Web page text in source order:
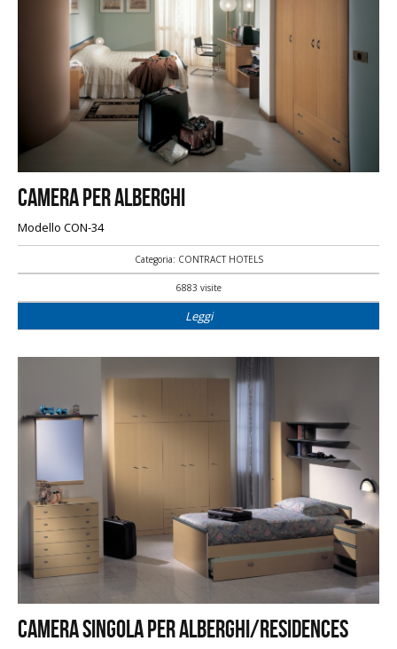
Camera per alberghi
Modello CON-34
Categoria: CONTRACT HOTELS
6883 visite
Leggi
Camera singola per alberghi/residences